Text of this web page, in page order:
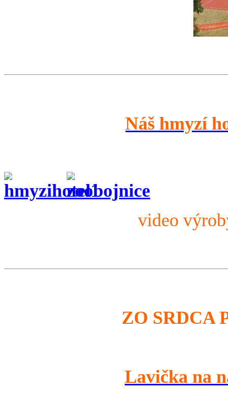
Náš hmyzí
video
ZO SRDCA
Lavička na